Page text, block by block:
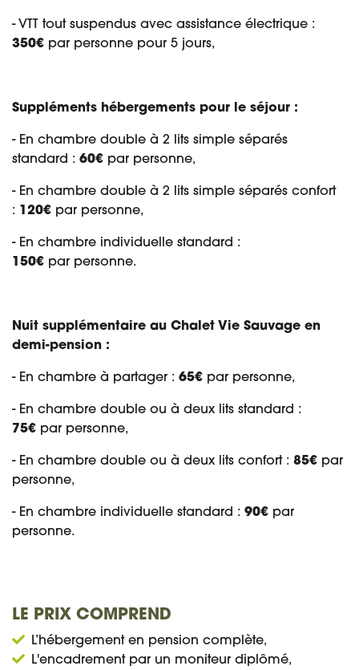
- VTT tout suspendus avec assistance électrique :
350€ par personne pour 5 jours,
Suppléments hébergements pour le séjour :
- En chambre double à 2 lits simple séparés
standard : 60€ par personne,
- En chambre double à 2 lits simple séparés confort
: 120€ par personne,
- En chambre individuelle standard :
150€ par personne.
Nuit supplémentaire au Chalet Vie Sauvage en
demi-pension :
- En chambre à partager : 65€ par personne,
- En chambre double ou à deux lits standard :
75€ par personne,
- En chambre double ou à deux lits confort : 85€ par
personne,
- En chambre individuelle standard : 90€ par
personne.
LE PRIX COMPREND
L’hébergement en pension complète,
L'encadrement par un moniteur diplômé,